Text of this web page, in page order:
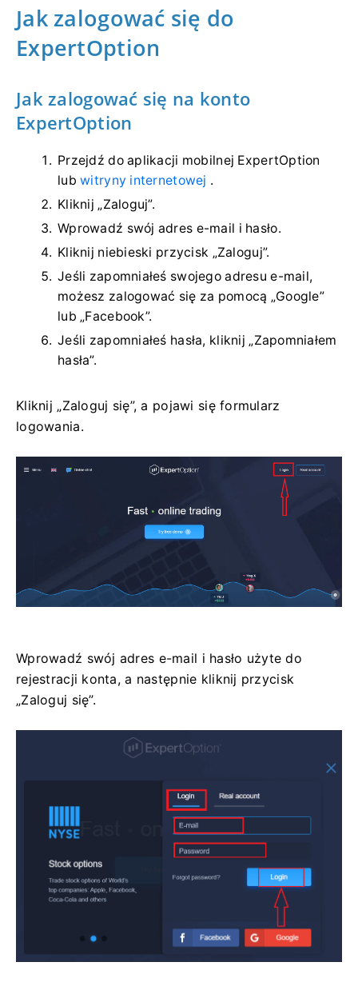
Jak zalogować się do
ExpertOption
Jak zalogować się na konto
ExpertOption
Przejdź do aplikacji mobilnej ExpertOption
lubwitryny internetowej .
Kliknij „Zaloguj”.
Wprowadź swój adres e-mail i hasło.
Kliknij niebieski przycisk „Zaloguj”.
Jeśli zapomniałeś swojego adresu e-mail,
możesz zalogować się za pomocą „Google”
lub „Facebook”.
Jeśli zapomniałeś hasła, kliknij „Zapomniałem
hasła”.
Kliknij „Zaloguj się”, a pojawi się formularz
logowania.
Wprowadź swój adres e-mail i hasło użyte do
rejestracji konta, a następnie kliknij przycisk
„Zaloguj się”.